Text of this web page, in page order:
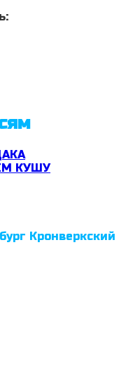
КУШУ
Кронверкский